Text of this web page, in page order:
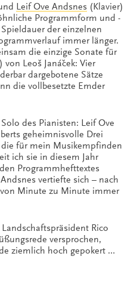
Leif Ove Andsnes (Klavier)
Programmform und -
der einzelnen
immer länger.
die einzige Sonate für
von Leoš Janáček: Vier
dargebotene Sätze
die vollbesetzte Emder
des Pianisten: Leif Ove
geheimnisvolle Drei
die für mein Musikempfinden
ich sie in diesem Jahr
Programmhefttextes
vertiefte sich – nach
Minute zu Minute immer
Rico
versprochen,
ziemlich hoch gepokert …